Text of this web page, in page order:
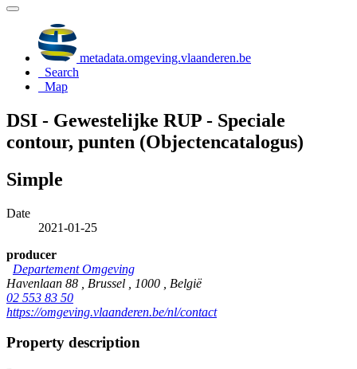
metadata.omgeving.vlaanderen.be
Search
Map
DSI - Gewestelijke RUP - Speciale
contour, punten (Objectencatalogus)
Simple
Date
2021-01-25
producer
Departement Omgeving
Havenlaan 88 , Brussel , 1000 , België
02 553 83 50
https://omgeving.vlaanderen.be/nl/contact
Property description